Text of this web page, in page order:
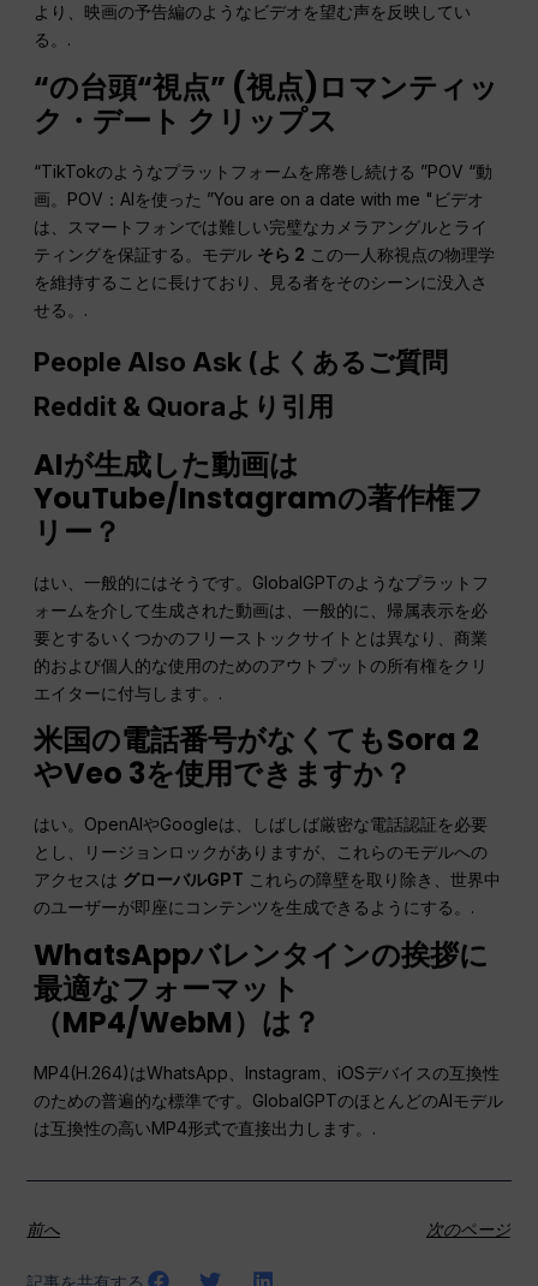
より、映画の予告編のようなビデオを望む声を反映してい
る。.
“の台頭“視点” (視点)ロマンティッ
ク・デート クリップス
“TikTokのようなプラットフォームを席巻し続ける ”POV “動
画。POV：AIを使った ”You are on a date with me "ビデオ
は、スマートフォンでは難しい完璧なカメラアングルとライ
ティングを保証する。モデル そら 2 この一人称視点の物理学
を維持することに長けており、見る者をそのシーンに没入さ
せる。.
People Also Ask (よくあるご質問
Reddit & Quoraより引用
AIが生成した動画は
YouTube/Instagramの著作権フ
リー？
はい、一般的にはそうです。GlobalGPTのようなプラットフ
ォームを介して生成された動画は、一般的に、帰属表示を必
要とするいくつかのフリーストックサイトとは異なり、商業
的および個人的な使用のためのアウトプットの所有権をクリ
エイターに付与します。.
米国の電話番号がなくてもSora 2
やVeo 3を使用できますか？
はい。OpenAIやGoogleは、しばしば厳密な電話認証を必要
とし、リージョンロックがありますが、これらのモデルへの
アクセスは グローバルGPT これらの障壁を取り除き、世界中
のユーザーが即座にコンテンツを生成できるようにする。.
WhatsAppバレンタインの挨拶に
最適なフォーマット
（MP4/WebM）は？
MP4(H.264)はWhatsApp、Instagram、iOSデバイスの互換性
のための普遍的な標準です。GlobalGPTのほとんどのAIモデル
は互換性の高いMP4形式で直接出力します。.
前へ 次のページ